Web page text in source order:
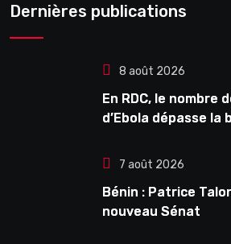
Dernières publications
8 août 2026
En RDC, le nombre
d’Ebola dépasse la
7 août 2026
Bénin : Patrice
nouveau Sénat